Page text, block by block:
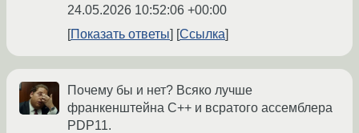
24.05.2026 10:52:06 +00:00
Показать ответы
Ссылка
Почему бы и нет? Всяко лучше
франкенштейна C++ и всратого ассемблера
PDP11.